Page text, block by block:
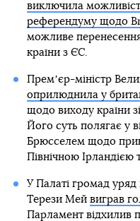
виключила
референдуму щодо
можливе
країни з ЄС.
Премʼєр-міністр
оприлюднила у
щодо виходу країни
Його суть полягає у
Брюсселем щодо
Північною Ірландією
У Палаті громад уряд
Терези Мей виграв
Парламент відхилив